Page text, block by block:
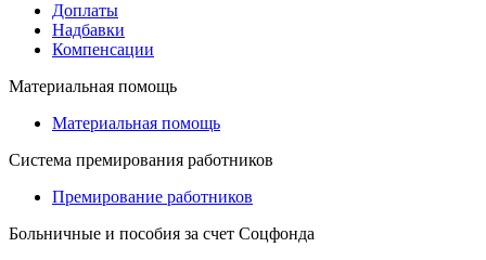
Доплаты
Надбавки
Компенсации
Материальная помощь
Материальная помощь
Система премирования работников
Премирование работников
Больничные и пособия за счет Соцфонда